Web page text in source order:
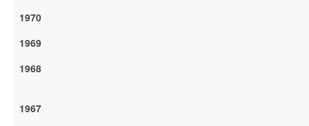
1970
1969
1968
1967